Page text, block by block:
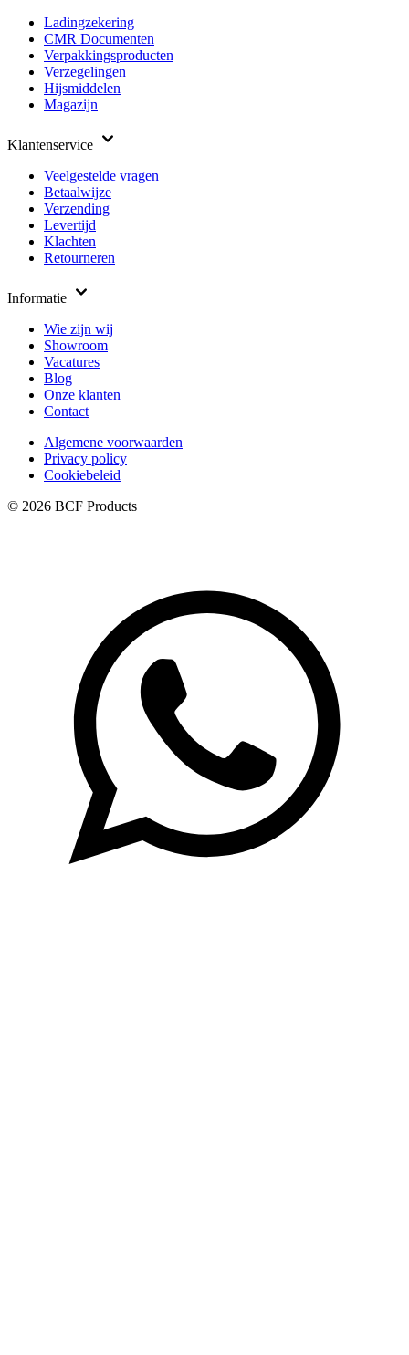
Ladingzekering
CMR Documenten
Verpakkingsproducten
Verzegelingen
Hijsmiddelen
Magazijn
Klantenservice
Veelgestelde vragen
Betaalwijze
Verzending
Levertijd
Klachten
Retourneren
Informatie
Wie zijn wij
Showroom
Vacatures
Blog
Onze klanten
Contact
Algemene voorwaarden
Privacy policy
Cookiebeleid
© 2026 BCF Products